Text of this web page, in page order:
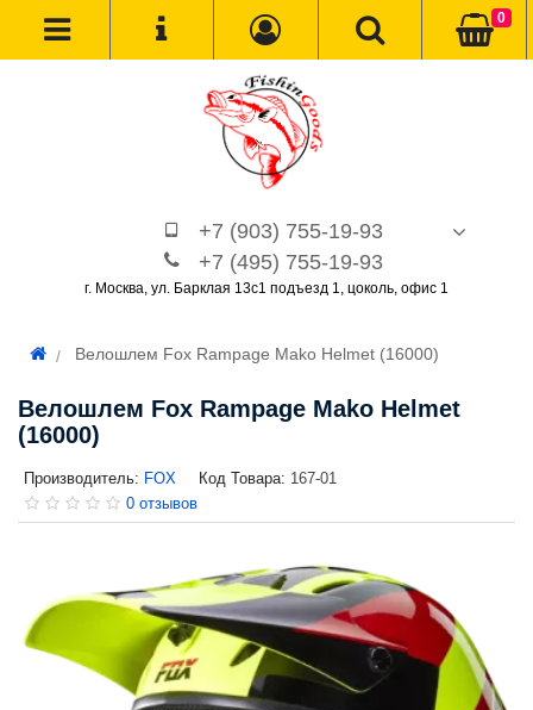
+7 (903) 755-19-93
+7 (495) 755-19-93
г. Москва, ул. Барклая 13с1 подъезд 1, цоколь, офис 1
0
Велошлем Fox Rampage Mako Helmet (16000)
Велошлем Fox Rampage Mako Helmet
(16000)
Производитель: FOX Код Товара: 167-01
0 отзывов